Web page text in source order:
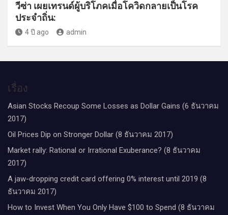
วีซ่า เผยเทรนด์ผู้บริโภคเมื่อโควิดกลายเป็นโรค
ประจำถิ่น:
4 ปี ago admin
เรื่อง
Asian Stocks Recoup Some Losses as Dollar Gains (6 ธันวาคม
2017)
Oil Prices Dip on Stronger Dollar (8 ธันวาคม 2017)
Market rally: Rational or Irrational Exuberance? (8 ธันวาคม
2017)
A jaw-dropping credit card offering 0% interest until 2019 (8
ธันวาคม 2017)
How to Invest When You Only Have $100 to Spend (8 ธันวาคม